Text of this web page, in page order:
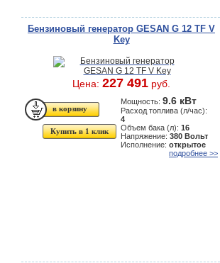
Бензиновый генератор GESAN G 12 TF V
Key
Цена: 227 491 руб.
Купить в 1 клик
Мощность: 9.6 кВт
Расход топлива (л/час):
4
Объем бака (л): 16
Напряжение: 380 Вольт
Исполнение: открытое
подробнее >>